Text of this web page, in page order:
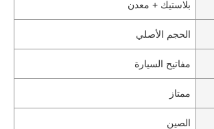
بلاستيك + معدن
الحجم الأصلي
مفاتيح السيارة
ممتاز
الصين